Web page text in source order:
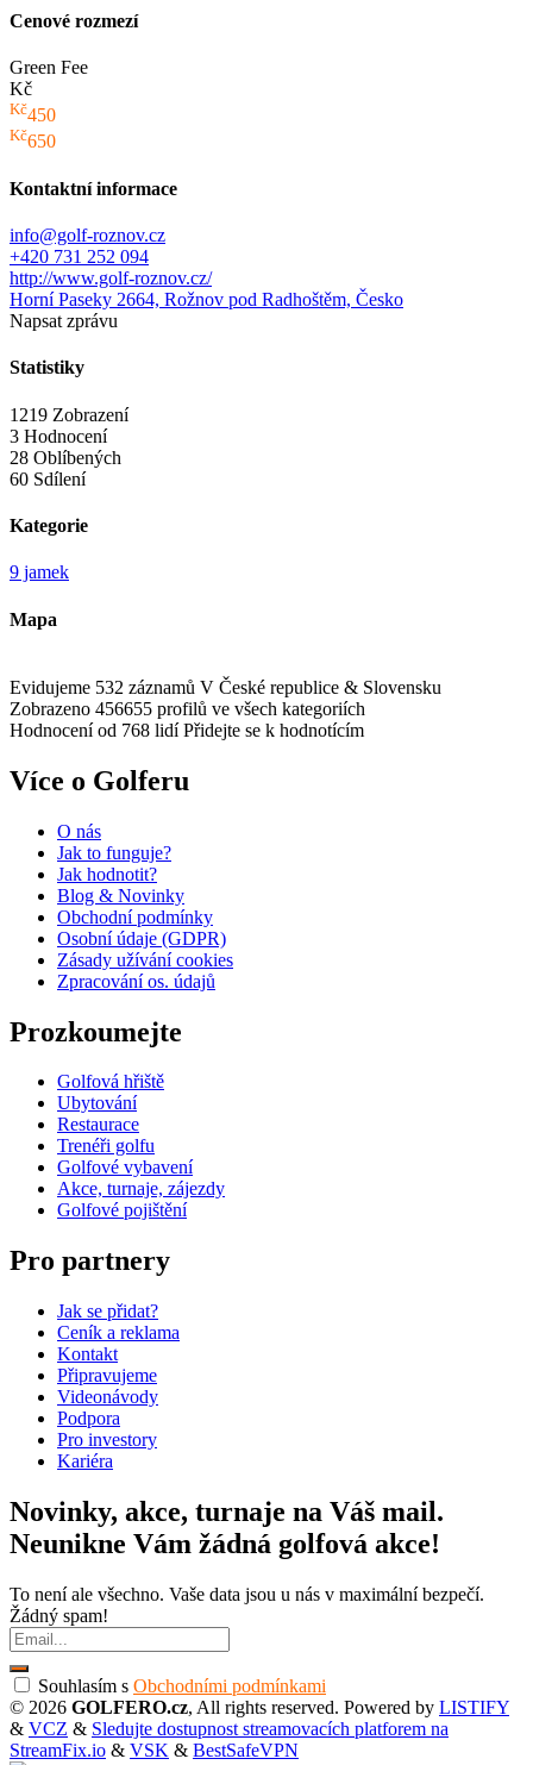
Cenové rozmezí
Green Fee
Kč
Kč450
Kč650
Kontaktní informace
info@golf-roznov.cz
+420 731 252 094
http://www.golf-roznov.cz/
Horní Paseky 2664, Rožnov pod Radhoštěm, Česko
Napsat zprávu
Statistiky
1219 Zobrazení
3 Hodnocení
28 Oblíbených
60 Sdílení
Kategorie
9 jamek
Mapa
Evidujeme 532 záznamů V České republice & Slovensku
Zobrazeno 456655 profilů ve všech kategoriích
Hodnocení od 768 lidí Přidejte se k hodnotícím
Více o Golferu
O nás
Jak to funguje?
Jak hodnotit?
Blog & Novinky
Obchodní podmínky
Osobní údaje (GDPR)
Zásady užívání cookies
Zpracování os. údajů​
Prozkoumejte
Golfová hřiště
Ubytování
Restaurace
Trenéři golfu
Golfové vybavení
Akce, turnaje, zájezdy
Golfové pojištění
Pro partnery
Jak se přidat?
Ceník a reklama
Kontakt
Připravujeme
Videonávody
Podpora
Pro investory
Kariéra
Novinky, akce, turnaje na Váš mail.
Neunikne Vám žádná golfová akce!
To není ale všechno. Vaše data jsou u nás v maximální bezpečí.
Žádný spam!
Souhlasím s Obchodními podmínkami
© 2026 GOLFERO.cz, All rights reserved. Powered by LISTIFY
& VCZ & Sledujte dostupnost streamovacích platforem na
StreamFix.io & VSK & BestSafeVPN